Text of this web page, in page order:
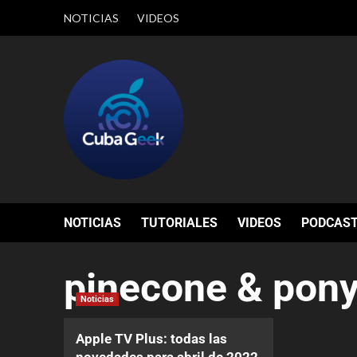
NOTICIAS VIDEOS
NOTICIAS TUTORIALES VIDEOS
pinecone &
Noticias
Apple TV Plus: todas las